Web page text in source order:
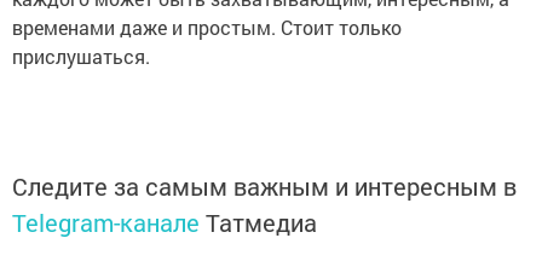
временами даже и простым. Стоит только
прислушаться.
Следите за самым важным и интересным в
Telegram-канале Татмедиа